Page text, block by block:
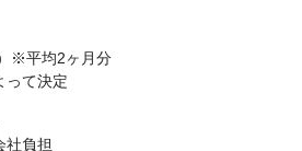
※平均2ヶ月分
って決定
社負担